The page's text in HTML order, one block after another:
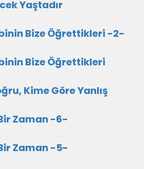
Yaştadır
Bize Öğrettikleri -2-
Bize Öğrettikleri
Kime Göre Yanlış
Zaman -6-
Zaman -5-